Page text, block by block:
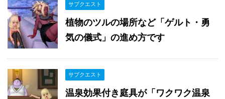
サブクエスト
植物のツルの場所など「ゲルト・勇
気の儀式」の進め方です
サブクエスト
温泉効果付き庭具が「ワクワク温泉